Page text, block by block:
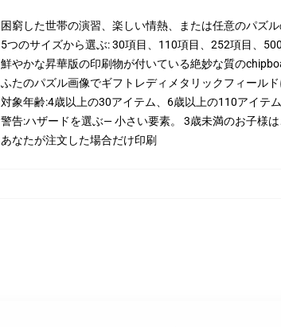
困窮した世帯の演習、楽しい情熱、または任意のパズ
5つのサイズから選ぶ: 30項目、110項目、252項目、
鮮やかな昇華版の印刷物が付いている絶妙な質の
ふたのパズル画像でギフトレディメタリックフィール
対象年齢:4歳以上の30アイテム、6歳以上の110アイテ
警告:ハザードを選ぶ— 小さい要素。 3歳未満のお子様
あなたが注文した場合だけ印刷